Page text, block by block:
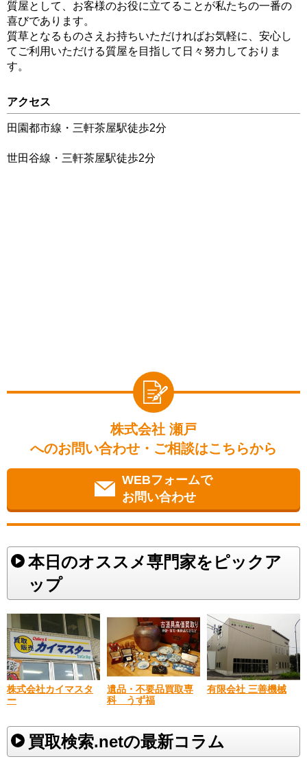
質屋として、お客様のお役に立てることが私たちの一番の
喜びであります。
質草となるものさえお持ちいただければお気軽に、安心し
てご利用いただける質屋を目指して日々努力しておりま
す。
アクセス
田園都市線・三軒茶屋駅徒歩2分
世田谷線・三軒茶屋駅徒歩2分
株式会社 瀬戸
へのお問い合わせ・ご相談はこちらから
WEBフォームで
お問い合わせ
本日のオススメ専門家をピックア
ップ
株式会社カイマスタ
ー
遺品・不要品買取専
科 うず福
有限会社 三善機械
買取検索.netの最新コラム